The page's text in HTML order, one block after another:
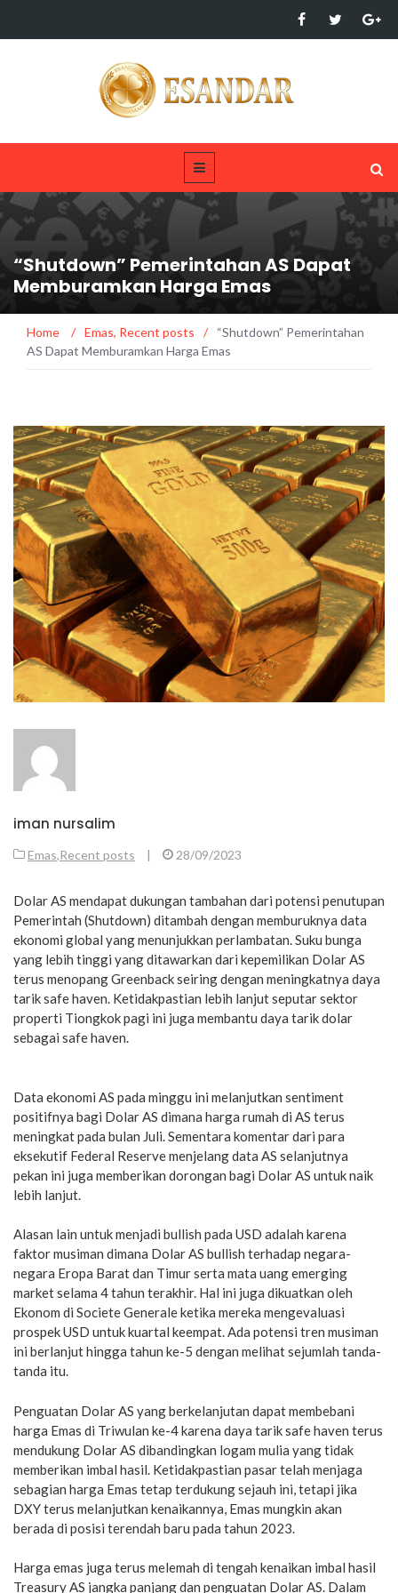
“Shutdown” Pemerintahan AS Dapat
Memburamkan Harga Emas
Home / Emas, Recent posts /
“Shutdown” Pemerintahan
AS Dapat Memburamkan Harga Emas
iman nursalim
Emas,Recent posts | 28/09/2023
Dolar AS mendapat dukungan tambahan dari potensi penutupan
Pemerintah (Shutdown) ditambah dengan memburuknya data
ekonomi global yang menunjukkan perlambatan. Suku bunga
yang lebih tinggi yang ditawarkan dari kepemilikan Dolar AS
terus menopang Greenback seiring dengan meningkatnya daya
tarik safe haven. Ketidakpastian lebih lanjut seputar sektor
properti Tiongkok pagi ini juga membantu daya tarik dolar
sebagai safe haven.
Data ekonomi AS pada minggu ini melanjutkan sentiment
positifnya bagi Dolar AS dimana harga rumah di AS terus
meningkat pada bulan Juli. Sementara komentar dari para
eksekutif Federal Reserve menjelang data AS selanjutnya
pekan ini juga memberikan dorongan bagi Dolar AS untuk naik
lebih lanjut.
Alasan lain untuk menjadi bullish pada USD adalah karena
faktor musiman dimana Dolar AS bullish terhadap negara-
negara Eropa Barat dan Timur serta mata uang emerging
market selama 4 tahun terakhir. Hal ini juga dikuatkan oleh
Ekonom di Societe Generale ketika mereka mengevaluasi
prospek USD untuk kuartal keempat. Ada potensi tren musiman
ini berlanjut hingga tahun ke-5 dengan melihat sejumlah tanda-
tanda itu.
Penguatan Dolar AS yang berkelanjutan dapat membebani
harga Emas di Triwulan ke-4 karena daya tarik safe haven terus
mendukung Dolar AS dibandingkan logam mulia yang tidak
memberikan imbal hasil. Ketidakpastian pasar telah menjaga
sebagian harga Emas tetap terdukung sejauh ini, tetapi jika
DXY terus melanjutkan kenaikannya, Emas mungkin akan
berada di posisi terendah baru pada tahun 2023.
Harga emas juga terus melemah di tengah kenaikan imbal hasil
Treasury AS jangka panjang dan penguatan Dolar AS. Dalam